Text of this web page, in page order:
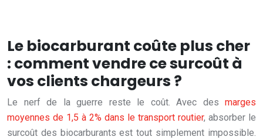
Le biocarburant coûte plus cher
: comment vendre ce surcoût à
vos clients chargeurs ?
Le nerf de la guerre reste le coût. Avec des marges
moyennes de 1,5 à 2% dans le transport routier, absorber le
surcoût des biocarburants est tout simplement impossible.